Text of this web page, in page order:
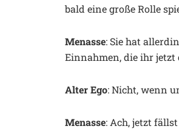
bald eine große Rolle
Menasse: Sie hat
Einnahmen, die ihr jetzt
Alter Ego: Nicht, wenn
Menasse: Ach, jetzt